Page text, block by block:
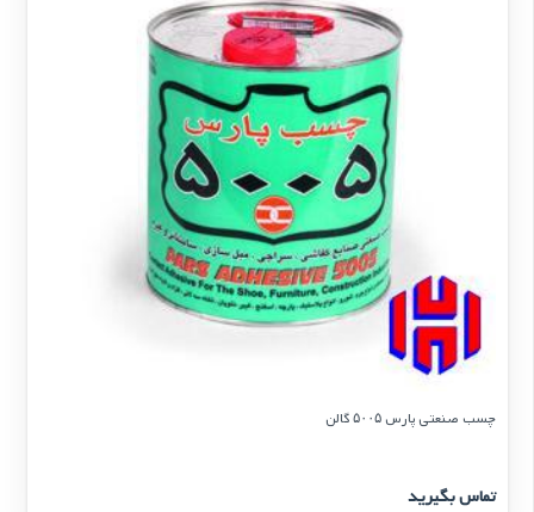
چسب صنعتی پارس ۵۰۰۵ گالن
تماس بگیرید